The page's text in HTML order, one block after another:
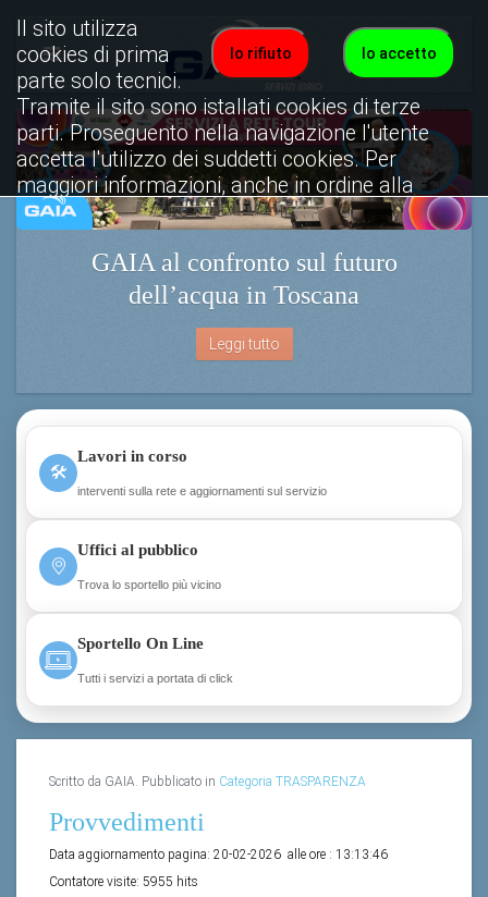
GAIA al confronto sul futuro
dell’acqua in Toscana
Leggi tutto
🛠
Lavori in corso
interventi sulla rete e aggiornamenti sul servizio
Uffici al pubblico
Trova lo sportello più vicino
Sportello On Line
Tutti i servizi a portata di click
Scritto da GAIA. Pubblicato in Categoria TRASPARENZA
Provvedimenti
Data aggiornamento pagina: 20-02-2026 alle ore : 13:13:46
Contatore visite: 5955 hits
Io accetto
Io rifiuto
Il sito utilizza
cookies di prima
parte solo tecnici.
Tramite il sito sono istallati cookies di terze
parti. Proseguento nella navigazione l'utente
accetta l'utilizzo dei suddetti cookies. Per
maggiori informazioni, anche in ordine alla
disattivazione, è possibile consultare
l'informativa cookies completa.
Visualizza informativa completa.